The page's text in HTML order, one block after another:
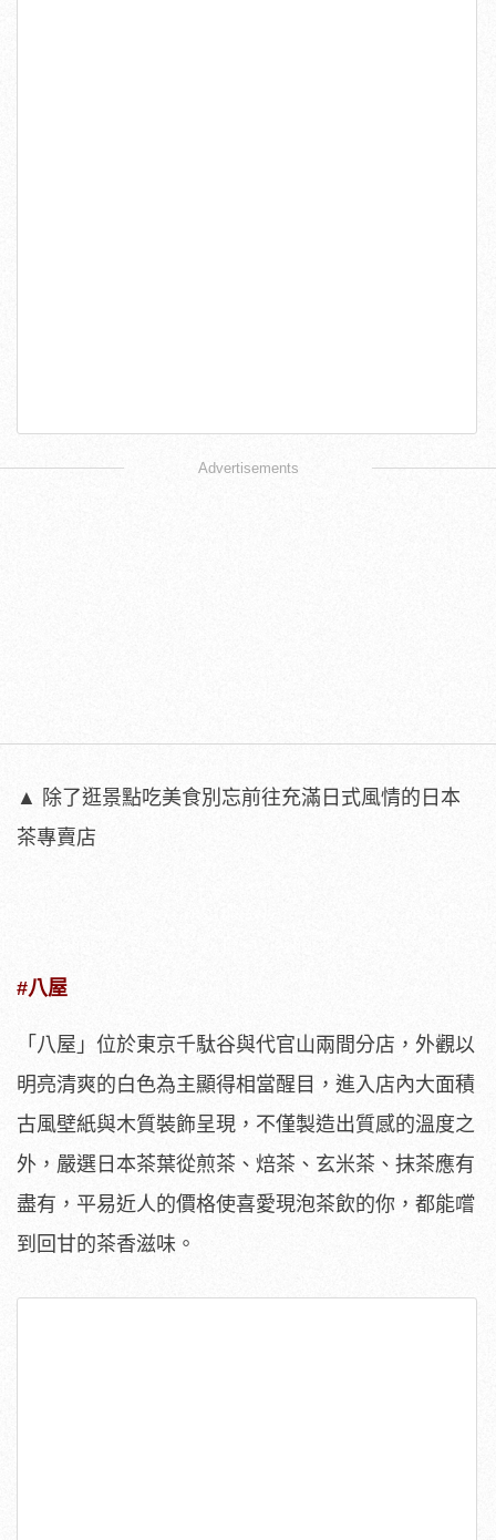
Advertisements
▲ 除了逛景點吃美食別忘前往充滿日式風情的日本
茶專賣店
#八屋
「八屋」位於東京千駄谷與代官山兩間分店，外觀以
明亮清爽的白色為主顯得相當醒目，進入店內大面積
古風壁紙與木質裝飾呈現，不僅製造出質感的溫度之
外，嚴選日本茶葉從煎茶、焙茶、玄米茶、抹茶應有
盡有，平易近人的價格使喜愛現泡茶飲的你，都能嚐
到回甘的茶香滋味。